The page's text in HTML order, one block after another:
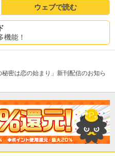
ウェブで読む
能！
密は恋の始まり」新刊配信のお知ら